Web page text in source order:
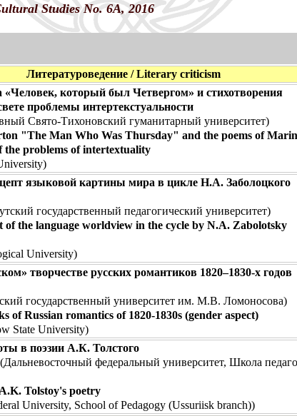
Studies No. 6A, 2016
Литературоведение / Literary criticism
«Человек, который был Четвергом» и стихотворения
проблемы интертекстуальности
Свято-Тихоновский гуманитарный университет)
"The Man Who Was Thursday" and the poems of
the problems of intertextuality
языковой картины мира в цикле Н.А. Заболоцкого
государственный педагогический университет)
the language worldview in the cycle by N.A. Zabolotsky
University)
творчестве русских романтиков 1820–1830-х годов
государственный университет им. М.В. Ломоносова)
Russian romantics of 1820-1830s (gender aspect)
State University)
в поэзии А.К. Толстого
федеральный университет, Школа
Tolstoy's poetry
University, School of Pedagogy (Ussuriisk branch))